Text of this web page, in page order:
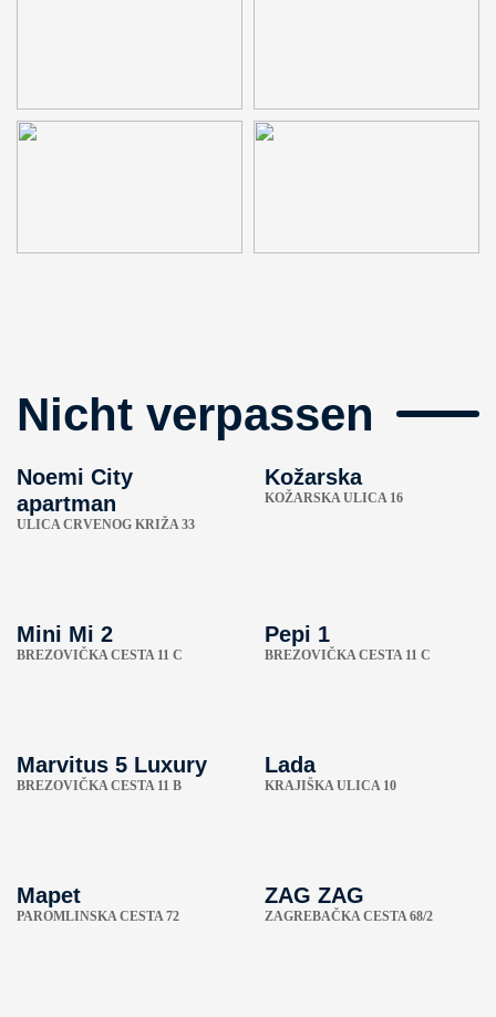
Nicht verpassen
Noemi City
apartman
ULICA CRVENOG KRIŽA 33
Kožarska
KOŽARSKA ULICA 16
Mini Mi 2
BREZOVIČKA CESTA 11 C
Pepi 1
BREZOVIČKA CESTA 11 C
Marvitus 5 Luxury
BREZOVIČKA CESTA 11 B
Lada
KRAJIŠKA ULICA 10
Mapet
PAROMLINSKA CESTA 72
ZAG ZAG
ZAGREBAČKA CESTA 68/2